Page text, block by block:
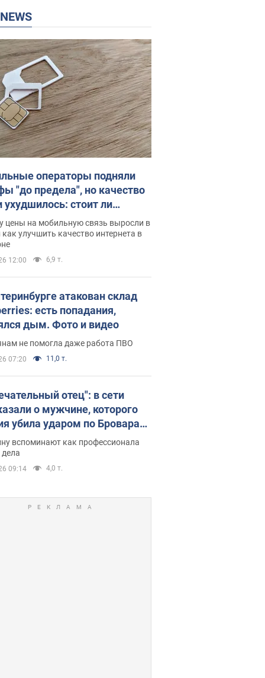
NEWS
операторы подняли
"до предела", но качество
ухудшилось: стоит ли
на цены
цены на мобильную связь выросли в
улучшить качество интернета в
12:00 6,9 т.
атакован склад
есть попадания,
дым. Фото и видео
не помогла даже работа ПВО
07:20 11,0 т.
отец": в сети
о мужчине, которого
убила ударом по Броварам.
вспоминают как профессионала
дела
09:14 4,0 т.